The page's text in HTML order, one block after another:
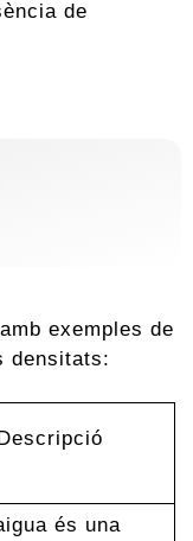
de
exemples de
densitats:
és una